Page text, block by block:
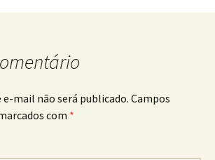
e-mail não será publicado. Campos
com *